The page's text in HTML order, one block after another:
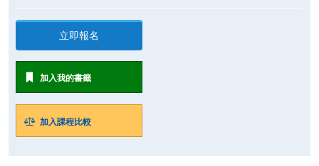
立即報名
加入我的書籤
加入課程比較